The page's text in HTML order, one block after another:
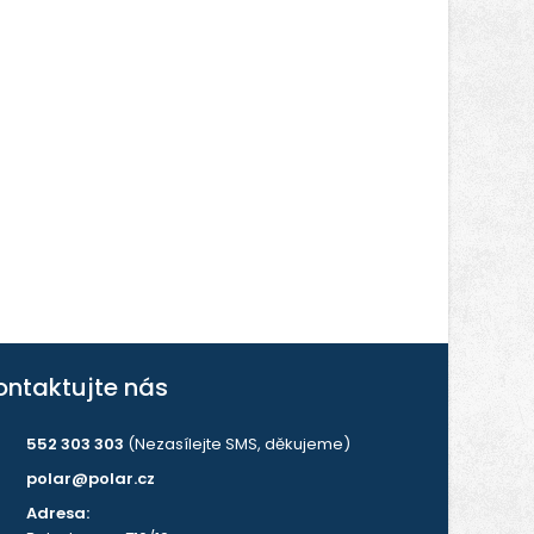
nás
552 303 303 (Nezasílejte SMS, děkujeme)
polar@polar.cz
Adresa: